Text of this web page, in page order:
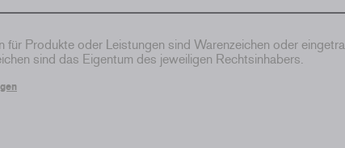
Produkte oder Leistungen sind Warenzeichen oder
sind das Eigentum des jeweiligen Rechtsinhabers.